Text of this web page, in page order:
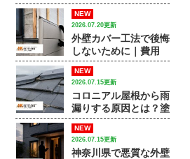
果を高める方法｜【大
和市で外壁塗装・屋根
塗装をするなら中山建
装】
NEW
2026.07.20更新
外壁カバー工法で後悔
しないために｜費用
差・施工例・塗装との
違いを専門店が解説
NEW
2026.07.15更新
コロニアル屋根から雨
漏りする原因とは？塗
装で済むケースと屋根
修理が必要なケース
NEW
2026.07.15更新
神奈川県で悪質な外壁